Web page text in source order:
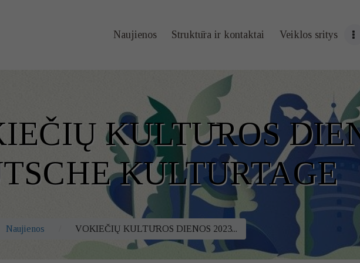
Naujienos Struktūra ir kontaktai Veiklos sritys
KULTŪROS
KULTURTAGE
Naujienos VOKIEČIŲ KULTŪROS DIENOS 2023...
kontaktai
Veiklos sritys
Administracin
ė informacija
Kontaktai